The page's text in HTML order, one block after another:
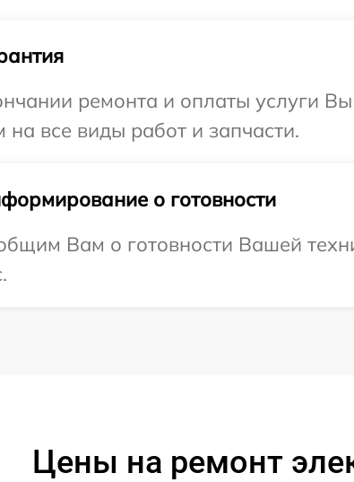
ремонта и оплаты услуги
на все виды работ и запчасти.
о готовности
Вам о готовности Вашей
Цены на ремонт